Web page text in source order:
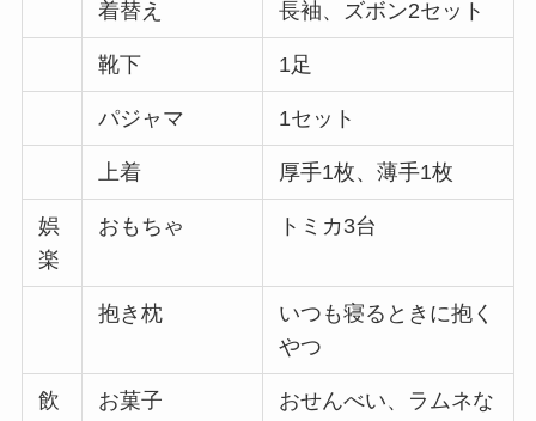
着替え 長袖、ズボン2セット
靴下 1足
パジャマ 1セット
上着 厚手1枚、薄手1枚
娯
楽
おもちゃ トミカ3台
抱き枕
いつも寝るときに抱く
やつ
飲
お菓子
おせんべい、ラムネな